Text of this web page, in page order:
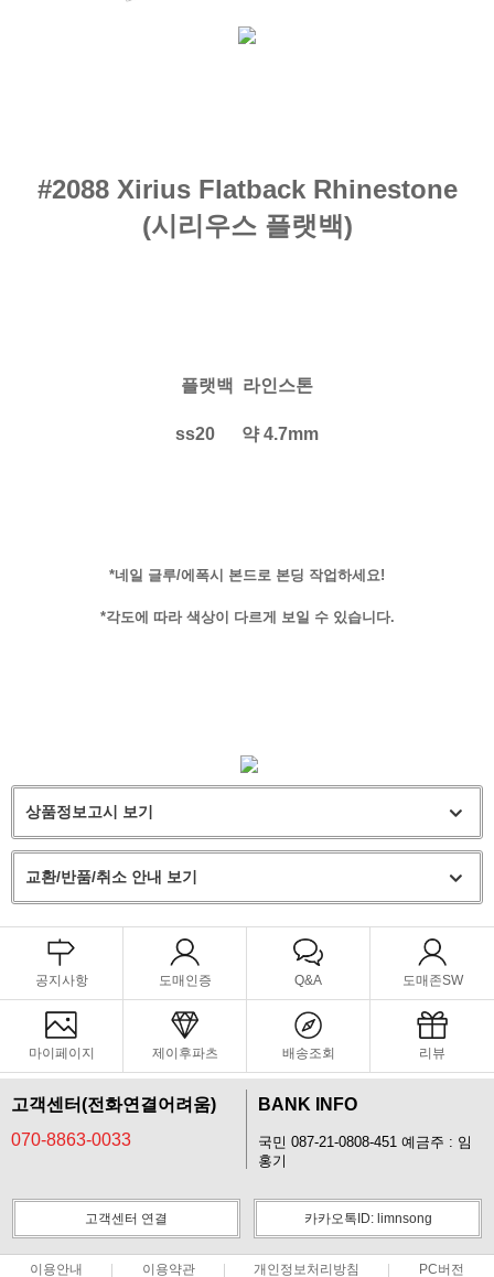
#2088 Xirius Flatback Rhinestone
(시리우스 플랫백)
플랫백 라인스톤
ss20 약 4.7mm
*네일 글루/에폭시 본드로 본딩 작업하세요!
*각도에 따라 색상이 다르게 보일 수 있습니다.
상품정보고시 보기
교환/반품/취소 안내 보기
공지사항 도매인증 Q&A 도매존SW
마이페이지 제이후파츠 배송조회 리뷰
고객센터(전화연결어려움)
070-8863-0033
BANK INFO
국민 087-21-0808-451 예금주 : 임
홍기
고객센터 연결 카카오톡ID: limnsong
이용안내 이용약관 개인정보처리방침 PC버전